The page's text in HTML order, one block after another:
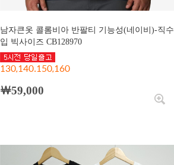
남자큰옷 콜롬비아 반팔티 기능성(네이비)-직수
입 빅사이즈 CB128970
130,140.150,160
￦59,000